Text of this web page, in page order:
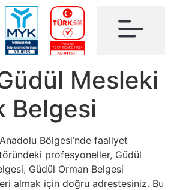
Mesleki
Belgesi
Bölgesi’nde faaliyet
profesyoneller, Güdül
Güdül Orman Belgesi
almak için doğru adrestesiniz. Bu